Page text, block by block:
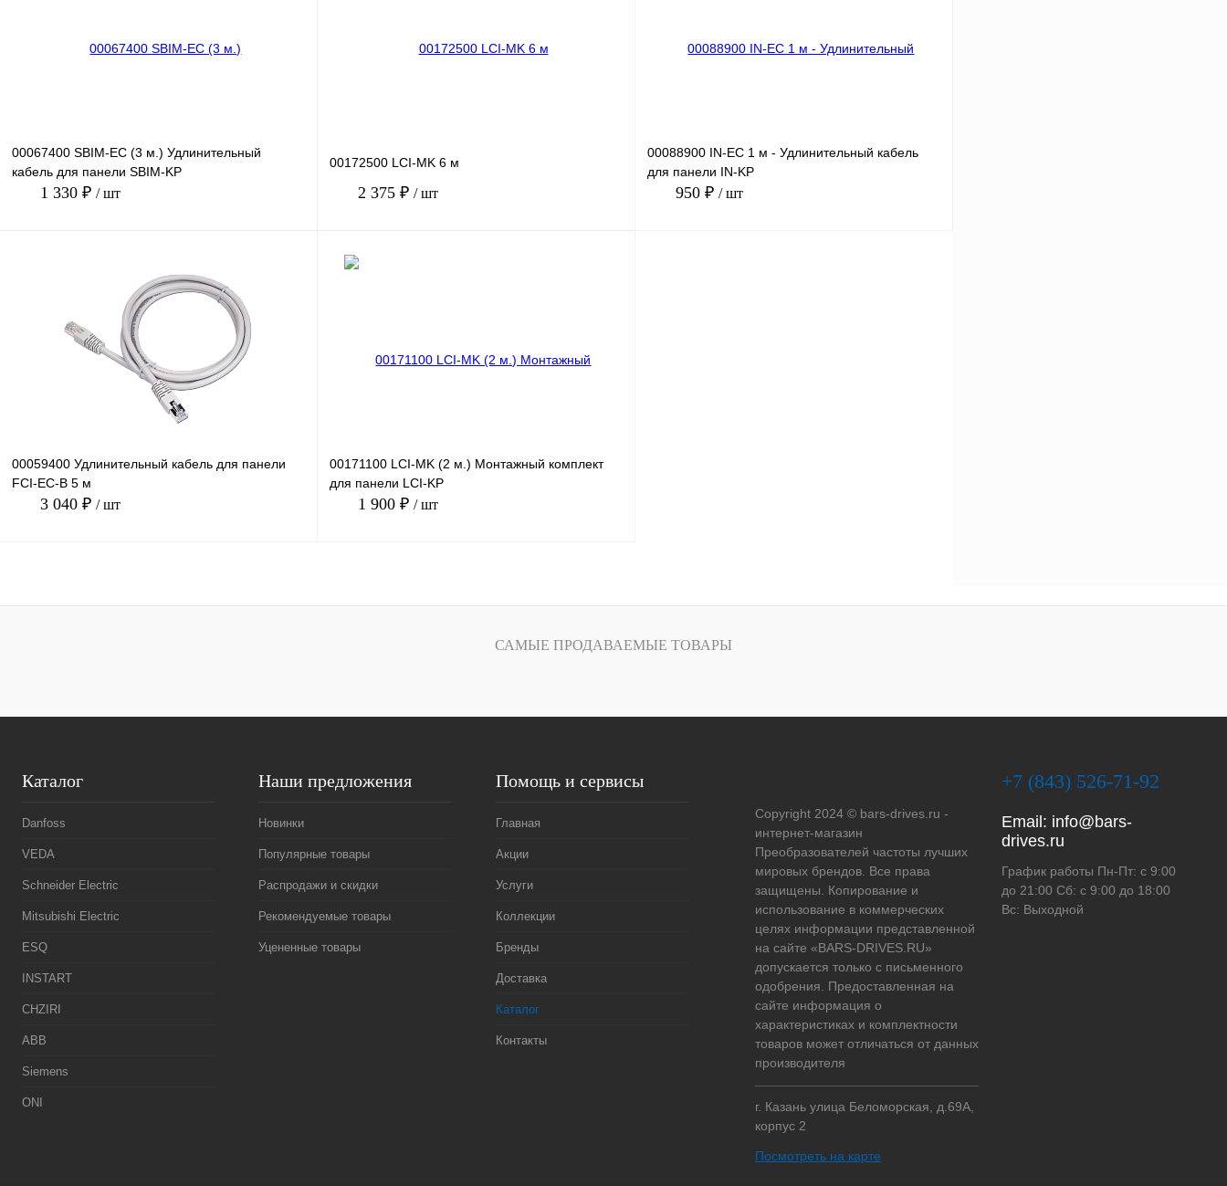
00067400 SBIM-EC (3 м.) Удлинительный
кабель для панели SBIM-KP
1 330 ₽ / шт
Сравнение
В избранное
00172500 LCI-MK 6 м
2 375 ₽ / шт
00088900 IN-EC 1 м - Удлинительный кабель
для панели IN-KP
950 ₽ / шт
00059400 Удлинительный кабель для панели
FCI-EC-В 5 м
3 040 ₽ / шт
00171100 LCI-MK (2 м.) Монтажный комплект
для панели LCI-KP
1 900 ₽ / шт
САМЫЕ ПРОДАВАЕМЫЕ ТОВАРЫ
Каталог
Danfoss
VEDA
Schneider Electric
Mitsubishi Electric
ESQ
INSTART
CHZIRI
ABB
Siemens
ONI
Наши предложения
Новинки
Популярные товары
Распродажи и скидки
Рекомендуемые товары
Уцененные товары
Помощь и сервисы
Главная
Акции
Услуги
Коллекции
Бренды
Доставка
Каталог
Контакты
Copyright 2024 © bars-drives.ru -
интернет-магазин
Преобразователей частоты лучших
мировых брендов. Все права
защищены. Копирование и
использование в коммерческих
целях информации представленной
на сайте «BARS-DRIVES.RU»
допускается только с письменного
одобрения. Предоставленная на
сайте информация о
характеристиках и комплектности
товаров может отличаться от данных
производителя
г. Казань улица Беломорская, д.69А,
корпус 2
Посмотреть на карте
+7 (843) 526-71-92
Email: info@bars-
drives.ru
График работы Пн-Пт: с 9:00
до 21:00 Сб: с 9:00 до 18:00
Вс: Выходной